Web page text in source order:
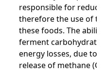
responsible for
therefore the use of
these foods. The
ferment
energy losses, due to
release of methane